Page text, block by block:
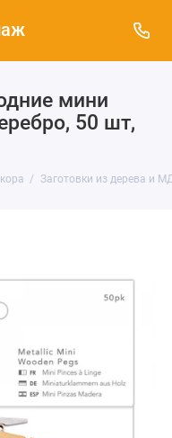
мини
50 шт,
Заготовки из дерева и